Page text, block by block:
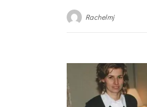
Rachelmj